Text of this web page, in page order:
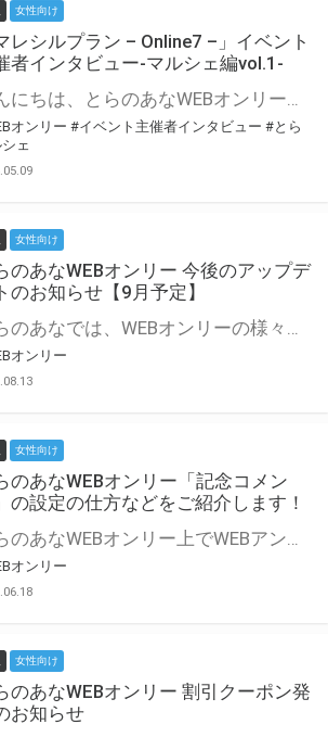
女性向け
レシルプラン – Online7 –」イベント
者インタビュー-マルシェ編vol.1-
こんにちは、とらのあなWEBオンリー運営スタッフです。 新たにお届けする、イベント主催者インタビュー-マルシェ編-は、 とらのあなWEBオンリー「マルシェ」をご利用した主催様に 「マルシェ」を使って開催した感想や心がけをお聞きする企画です。 今回は、WEBオンリー開催7回目迎えた「マレシルプラン – Online7 –」より、 主催の玉川うた様にお話を伺いました。 ▼マレシルプランのインタビュー前回記事 「イベント主催者インタビュー vol.6」はこちら 協力：玉川うた様（マレシルプラン実行委員会 代表）／イベント公式Twitter（@mallesil_plan） とらのあなWEBオンリー「マルシェ」とは？ WEBオンリーでリアルタイムでコミュニケーションがとれるオンライン会場です。
オンリー #イベント主催者インタビュー #とら
ェ
女性向け
のあなWEBオンリー 今後のアップデ
のお知らせ【9月予定】
とらのあなでは、WEBオンリーの様々な支援を実施しています。 今回は2021年9月に実装を予定しているアップデート情報についてご紹介いたします。 とらのあなWEBオンリーサイトはこちら
オンリー
女性向け
のあなWEBオンリー「記念コメン
の設定の仕方などをご紹介します！
とらのあなWEBオンリー上でWEBアンソロジーが作成できる「記念コメント」について、その使い方や作成手順を解説します！ 支援タイプを「サークル参加型」「サークル参加型・マルシェ(イベント会場)機能付き」でお申し込みいただいている主催者様はぜひご活用ください♪ とらのあなWEBオンリーサイトはこちら
オンリー
女性向け
のあなWEBオンリー 割引クーポン発
お知らせ